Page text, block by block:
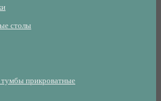
столы
прикроватные